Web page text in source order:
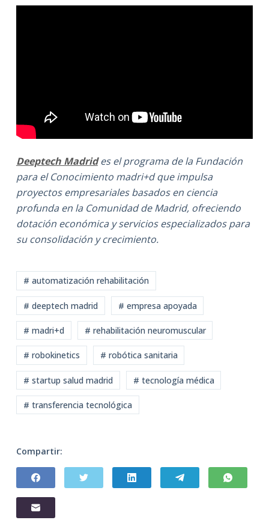
Deeptech Madrides el programa de la Fundación
para el Conocimiento madri+d que impulsa
proyectos empresariales basados en ciencia
profunda en la Comunidad de Madrid, ofreciendo
dotación económica y servicios especializados para
su consolidación y crecimiento.
# automatización rehabilitación
# deeptech madrid # empresa apoyada
# madri+d # rehabilitación neuromuscular
# robokinetics # robótica sanitaria
# startup salud madrid # tecnología médica
# transferencia tecnológica
Compartir: